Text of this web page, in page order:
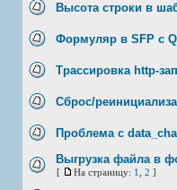
Высота строки в
Формуляр в SFP с
Tрассировка http-
Сброс/
Проблема с
Выгрузка файла в
[ На страницу: 1 2 ]